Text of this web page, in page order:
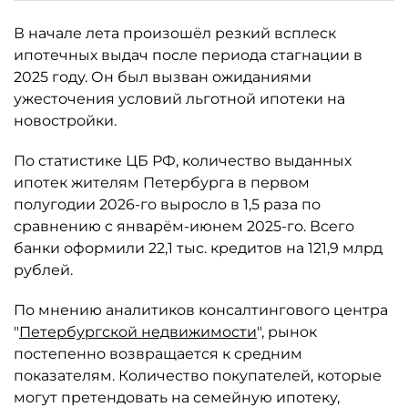
В начале лета произошёл резкий всплеск
ипотечных выдач после периода стагнации в
2025 году. Он был вызван ожиданиями
ужесточения условий льготной ипотеки на
новостройки.
По статистике ЦБ РФ, количество выданных
ипотек жителям Петербурга в первом
полугодии 2026-го выросло в 1,5 раза по
сравнению с январём-июнем 2025-го. Всего
банки оформили 22,1 тыс. кредитов на 121,9 млрд
рублей.
По мнению аналитиков консалтингового центра
"Петербургской недвижимости", рынок
постепенно возвращается к средним
показателям. Количество покупателей, которые
могут претендовать на семейную ипотеку,